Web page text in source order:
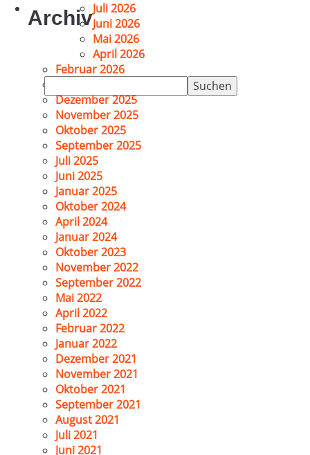
Suchen
nach:
ArchivJuli 2026
Juni 2026
Mai 2026
April 2026
Februar 2026
Dezember 2025
November 2025
Oktober 2025
September 2025
Juli 2025
Juni 2025
Januar 2025
Oktober 2024
April 2024
Januar 2024
Oktober 2023
November 2022
September 2022
Mai 2022
April 2022
Februar 2022
Januar 2022
Dezember 2021
November 2021
Oktober 2021
September 2021
August 2021
Juli 2021
Juni 2021